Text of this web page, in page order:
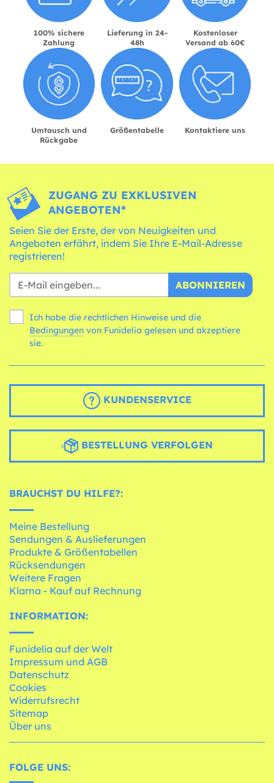
100% sichere
Zahlung
Lieferung in 24-
48h
Kostenloser
Versand ab 60€
Umtausch und
Rückgabe
Größentabelle Kontaktiere uns
ZUGANG ZU EXKLUSIVEN
ANGEBOTEN*
Seien Sie der Erste, der von Neuigkeiten und
Angeboten erfährt, indem Sie Ihre E-Mail-Adresse
registrieren!
ABONNIEREN
Ich habe die rechtlichen Hinweise und die
Bedingungen
sie.
KUNDENSERVICE
BESTELLUNG VERFOLGEN
BRAUCHST DU HILFE?:
Meine Bestellung
Sendungen & Auslieferungen
Produkte & Größentabellen
Rücksendungen
Weitere Fragen
Klarna - Kauf auf Rechnung
INFORMATION:
Funidelia auf der Welt
Impressum und AGB
Datenschutz
Cookies
Widerrufsrecht
Sitemap
Über uns
FOLGE UNS: